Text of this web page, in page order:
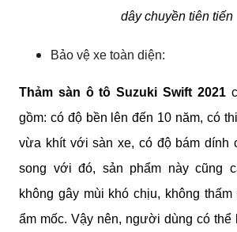
dây chuyền tiên tiến
Bảo vệ xe toàn diện:
Thảm sàn ô tô Suzuki Swift 2021
gồm: có độ bền lên đến 10 năm, có
vừa khít với sàn xe, có độ bám dính
song với đó, sản phẩm này cũng
không gây mùi khó chịu, không
ẩm mốc. Vậy nên, người dùng có thể